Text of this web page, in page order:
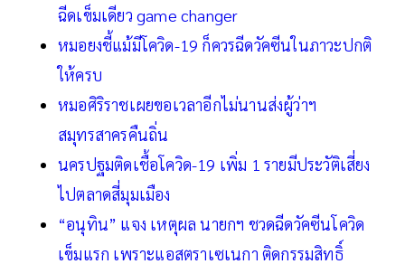
ฉีดเข็มเดียว game changer
หมอยงชี้แม้มีโควิด-19 ก็ควรฉีดวัคซีนในภาวะปกติ
ให้ครบ
หมอศิริราชเผยขอเวลาอีกไม่นานส่งผู้ว่าฯ
สมุทรสาครคืนถิ่น
นครปฐมติดเชื้อโควิด-19 เพิ่ม 1 รายมีประวัติเสี่ยง
ไปตลาดสี่มุมเมือง
“อนุทิน” แจง เหตุผล นายกฯ ชวดฉีดวัคซีนโควิด
เข็มแรก เพราะแอสตราเซเนกา ติดกรรมสิทธิ์